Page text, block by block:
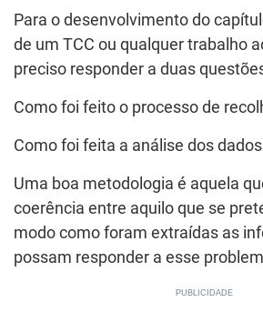
Para o desenvolvimento do
de um TCC ou qualquer trabalho
preciso responder a duas
Como foi feito o processo de
Como foi feita a análise dos
Uma boa metodologia é aquela
coerência entre aquilo que se
modo como foram extraídas as
possam responder a esse